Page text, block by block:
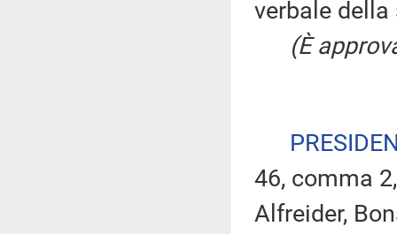
verbale
(È
46, comma
Alfreider,